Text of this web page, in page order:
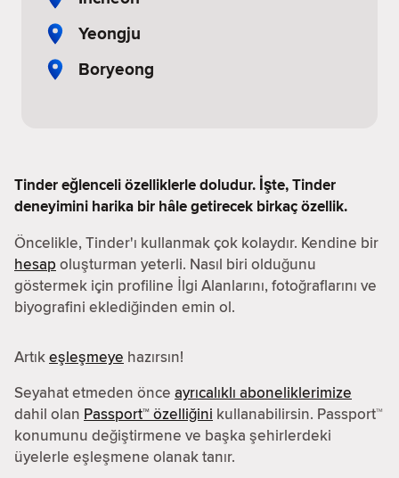
Yeongju
Boryeong
Tinder eğlenceli özelliklerle doludur. İşte, Tinder
deneyimini harika bir hâle getirecek birkaç özellik.
Öncelikle, Tinder'ı kullanmak çok kolaydır. Kendine bir
hesap oluşturman yeterli. Nasıl biri olduğunu
göstermek için profiline İlgi Alanlarını, fotoğraflarını ve
biyografini eklediğinden emin ol.
Artıkeşleşmeye hazırsın!
Seyahat etmeden önce ayrıcalıklı aboneliklerimize
dahil olan Passport™ özelliğini kullanabilirsin. Passport™
konumunu değiştirmene ve başka şehirlerdeki
üyelerle eşleşmene olanak tanır.